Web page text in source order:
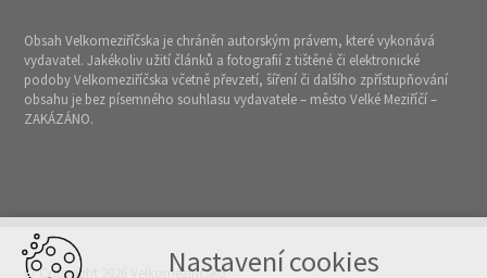
Obsah Velkomeziříčska je chráněn autorským právem, které vykonává
vydavatel. Jakékoliv užití článků a fotografií z tištěné či elektronické
podoby Velkomeziříčska včetně převzetí, šíření či dalšího zpřístupňování
obsahu je bez písemného souhlasu vydavatele – město Velké Meziříčí –
ZAKÁZÁNO.
© Copyright 2026 VelkomeziříčskoNastavení cookies